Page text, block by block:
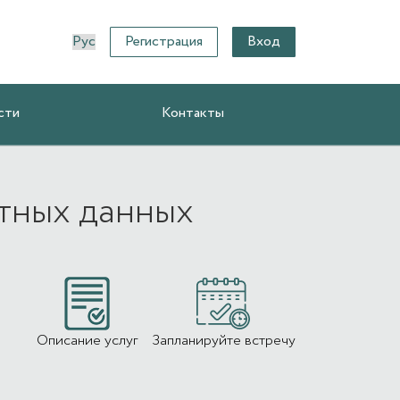
Регистрация Вход
Контакты
данных
Описание услуг Запланируйте встречу